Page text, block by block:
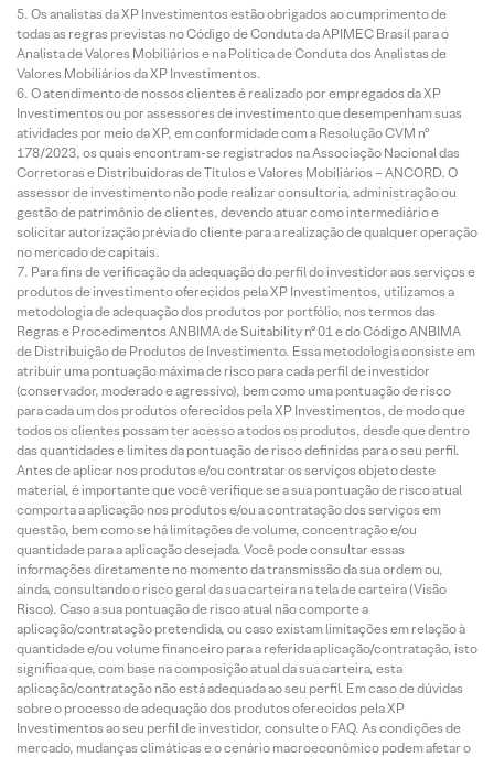
Os analistas da XP Investimentos estão obrigados ao cumprimento de
todas as regras previstas no Código de Conduta da APIMEC Brasil para o
Analista de Valores Mobiliários e na Política de Conduta dos Analistas de
Valores Mobiliários da XP Investimentos.
O atendimento de nossos clientes é realizado por empregados da XP
Investimentos ou por assessores de investimento que desempenham suas
atividades por meio da XP, em conformidade com a Resolução CVM nº
178/2023, os quais encontram-se registrados na Associação Nacional das
Corretoras e Distribuidoras de Títulos e Valores Mobiliários – ANCORD. O
assessor de investimento não pode realizar consultoria, administração ou
gestão de patrimônio de clientes, devendo atuar como intermediário e
solicitar autorização prévia do cliente para a realização de qualquer operação
no mercado de capitais.
Para fins de verificação da adequação do perfil do investidor aos serviços e
produtos de investimento oferecidos pela XP Investimentos, utilizamos a
metodologia de adequação dos produtos por portfólio, nos termos das
Regras e Procedimentos ANBIMA de Suitability nº 01 e do Código ANBIMA
de Distribuição de Produtos de Investimento. Essa metodologia consiste em
atribuir uma pontuação máxima de risco para cada perfil de investidor
(conservador, moderado e agressivo), bem como uma pontuação de risco
para cada um dos produtos oferecidos pela XP Investimentos, de modo que
todos os clientes possam ter acesso a todos os produtos, desde que dentro
das quantidades e limites da pontuação de risco definidas para o seu perfil.
Antes de aplicar nos produtos e/ou contratar os serviços objeto deste
material, é importante que você verifique se a sua pontuação de risco atual
comporta a aplicação nos produtos e/ou a contratação dos serviços em
questão, bem como se há limitações de volume, concentração e/ou
quantidade para a aplicação desejada. Você pode consultar essas
informações diretamente no momento da transmissão da sua ordem ou,
ainda, consultando o risco geral da sua carteira na tela de carteira (Visão
Risco). Caso a sua pontuação de risco atual não comporte a
aplicação/contratação pretendida, ou caso existam limitações em relação à
quantidade e/ou volume financeiro para a referida aplicação/contratação, isto
significa que, com base na composição atual da sua carteira, esta
aplicação/contratação não está adequada ao seu perfil. Em caso de dúvidas
sobre o processo de adequação dos produtos oferecidos pela XP
Investimentos ao seu perfil de investidor, consulte o FAQ. As condições de
mercado, mudanças climáticas e o cenário macroeconômico podem afetar o